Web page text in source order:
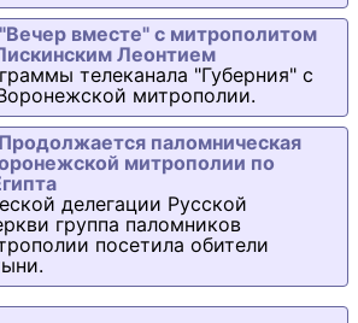
вместе" с митрополитом
Леонтием
телеканала "Губерния" с
митрополии.
паломническая
митрополии по
делегации Русской
группа паломников
посетила обители